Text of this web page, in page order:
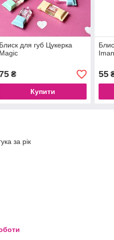
Блиск для губ Цукерка
Magic
₴
Купити
55
за рік